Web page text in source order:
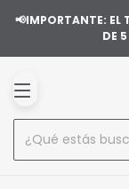
📢IMPORTANTE: EL
DE